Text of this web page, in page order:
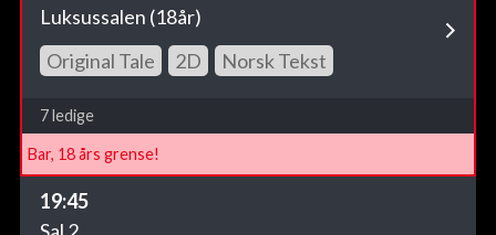
Luksussalen (18år)
Original Tale
2D Norsk Tekst
7 ledige
Bar, 18 års grense!
19:45